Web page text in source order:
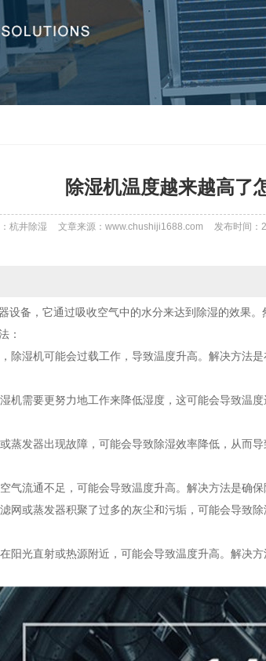
除湿机温度越来越高了
杭井除湿 文章来源：www.chushiji1688.com 发布时间：
设备，它通过吸收空气中的水分来达到除湿的效果
：
除湿机可能会过载工作，导致温度升高。解决方法
机需要更努力地工作来降低湿度，这可能会导致温
蒸发器出现故障，可能会导致除湿效率降低，从而
气流通不足，可能会导致温度升高。解决方法是确
网或蒸发器积聚了过多的灰尘和污垢，可能会导致
阳光直射或热源附近，可能会导致温度升高。解决